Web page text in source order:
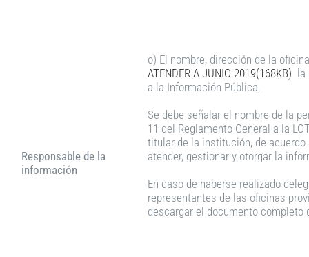
Responsable de la
información
o) El nombre, dirección de la
ATENDER A JUNIO 2019(168KB) la
a la Información Pública.
Se debe señalar el nombre de la
11 del Reglamento General a la
titular de la institución, de
atender, gestionar y otorgar la
En caso de haberse realizado
representantes de las oficinas
descargar el documento completo